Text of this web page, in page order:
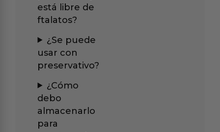
está libre de
ftalatos?
¿Se puede
usar con
preservativo?
¿Cómo
debo
almacenarlo
para